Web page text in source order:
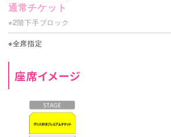
通常チケット
※2階下手ブロック
※全席指定
座席イメージ